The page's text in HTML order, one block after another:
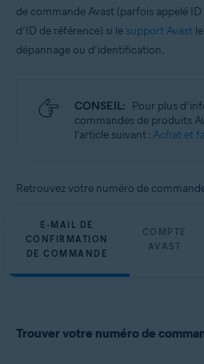
Tous les abonnements Avast payants
de commande Avast (parfois appelé
d’ID de référence) si le support Avast
dépannage ou d’identification.
CONSEIL: Pour plus
commandes de produits
l’article suivant : Achat et
Retrouvez votre numéro de
E-MAIL DE
CONFIRMATION
DE COMMANDE
COMPTE
AVAST
Trouver votre numéro de